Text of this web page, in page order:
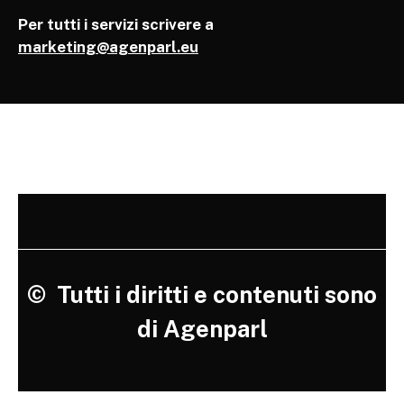
Per tutti i servizi scrivere a
marketing@agenparl.eu
© Tutti i diritti e contenuti sono
di Agenparl